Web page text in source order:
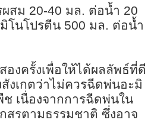
สม 20-40 มล. ต่อน้ำ 20
โนโปรตีน 500 มล. ต่อน้ำ
งครั้งเพื่อให้ได้ผลลัพธ์ที่ดี
งเกตว่าไม่ควรฉีดพ่นอะมิ
เนื่องจากการฉีดพ่นใน
สรตามธรรมชาติ ซึ่งอาจ